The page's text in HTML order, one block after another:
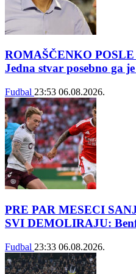
ROMAŠČENKO
Jedna stvar posebno ga
Fudbal 23:53 06.08.2026.
PRE PAR MESECI
SVI DEMOLIRAJU:
Fudbal 23:33 06.08.2026.